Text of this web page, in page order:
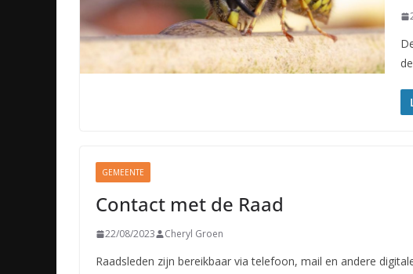
GEMEENTE
Contact met de Raad
22/08/2023 Cheryl Groen
Raadsleden zijn bereikbaar via telefoon, mail en andere